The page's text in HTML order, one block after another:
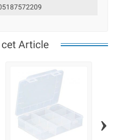
cet Article
›